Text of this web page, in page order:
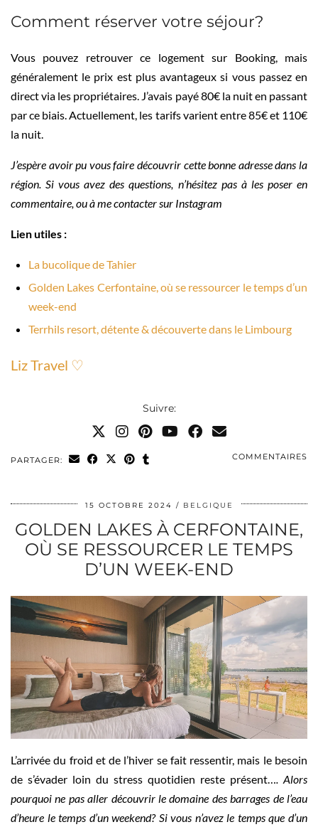
Comment réserver votre séjour?
Vous pouvez retrouver ce logement sur Booking, mais
généralement le prix est plus avantageux si vous passez en
direct via les propriétaires. J’avais payé 80€ la nuit en passant
par ce biais. Actuellement, les tarifs varient entre 85€ et 110€
la nuit.
J’espère avoir pu vous faire découvrir cette bonne adresse dans la
région. Si vous avez des questions, n’hésitez pas à les poser en
commentaire, ou à me contacter sur Instagram
Lien utiles :
La bucolique de Tahier
Golden Lakes Cerfontaine, où se ressourcer le temps d’un
week-end
Terrhils resort, détente & découverte dans le Limbourg
Liz Travel ♡
Suivre:
PARTAGER: COMMENTAIRES
15 OCTOBRE 2024 BELGIQUE
GOLDEN LAKES À CERFONTAINE,
OÙ SE RESSOURCER LE TEMPS
D’UN WEEK-END
L’arrivée du froid et de l’hiver se fait ressentir, mais le besoin
de s’évader loin du stress quotidien reste présent…
. Alors
pourquoi ne pas aller découvrir le domaine des barrages de l’eau
d’heure le temps d’un weekend? Si vous n’avez le temps que d’un